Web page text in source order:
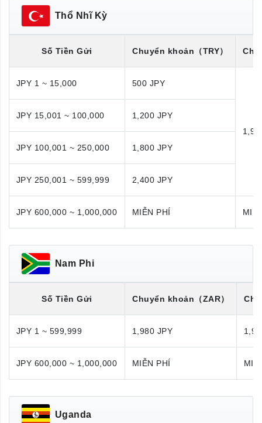
Thổ Nhĩ Kỳ
Số Tiền Gửi Chuyển khoản （TRY）
JPY 1 ~ 15,000 500 JPY
JPY 15,001 ~ 100,000 1,200 JPY
JPY 100,001 ~ 250,000 1,800 JPY
JPY 250,001 ~ 599,999 2,400 JPY
JPY 600,000 ~ 1,000,000 MIỄN PHÍ
Nam Phi
Số Tiền Gửi Chuyển khoản （ZAR）
JPY 1 ~ 599,999 1,980 JPY
JPY 600,000 ~ 1,000,000 MIỄN PHÍ
Uganda